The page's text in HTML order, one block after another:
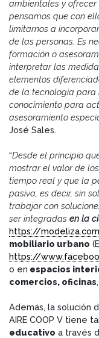
ambientales y
pensamos que con
limitarnos a
de las personas. Es
formación o
interpretar las
elementos
de la tecnología para
conocimiento para
asesoramiento
José Sales.
“Desde el principio
mostrar el valor de
tiempo real y que la
pasiva, es decir, sin
trabajar con
ser integradas en la
https://
mobiliario urbano
https://
o en espacios
comercios, oficinas
Además, la solución
AIRE COOP V tiene
educativo a través